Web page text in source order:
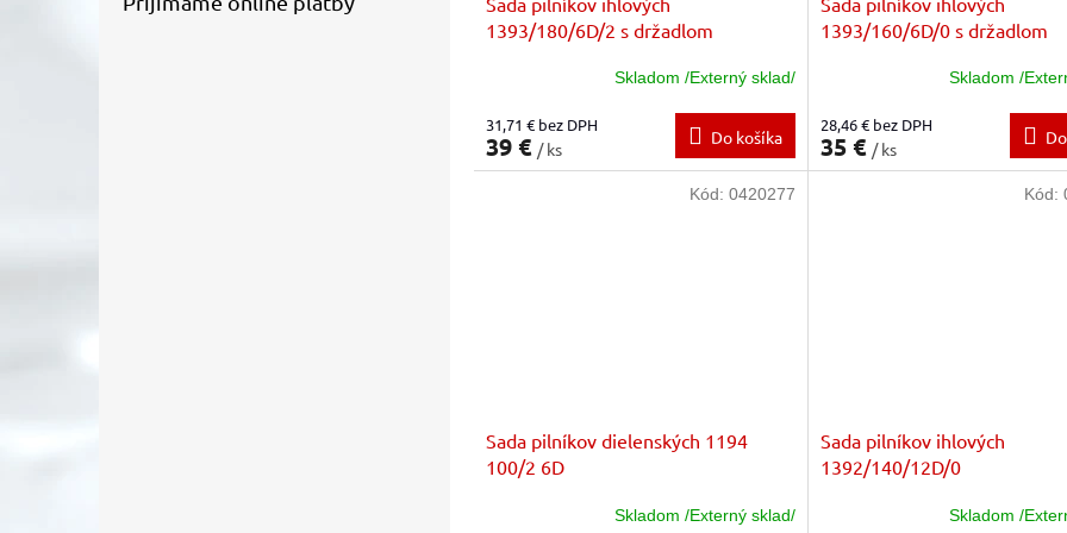
1393/180/6D/2 s držadlom
Skladom /Externý sklad/
31,71 € bez DPH
39 € / ks
Do košíka
1393/160/6D/0 s držadlom
Skladom /
28,46 € bez DPH
35 € / ks
Sada pilníkov dielenských 1194
100/2 6D
Skladom /Externý sklad/
Kód: 0420277
Sada pilníkov ihlových
1392/140/12D/0
Skladom /
Kód: